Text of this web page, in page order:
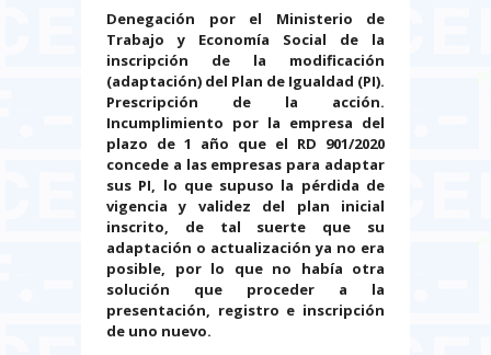
Denegación por el Ministerio de
Trabajo y Economía Social de la
inscripción de la modificación
(adaptación) del Plan de Igualdad (PI).
Prescripción de la acción.
Incumplimiento por la empresa del
plazo de 1 año que el RD 901/2020
concede a las empresas para adaptar
sus PI, lo que supuso la pérdida de
vigencia y validez del plan inicial
inscrito, de tal suerte que su
adaptación o actualización ya no era
posible, por lo que no había otra
solución que proceder a la
presentación, registro e inscripción
de uno nuevo.